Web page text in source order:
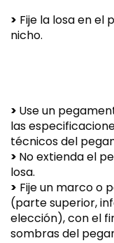
> Fije la losa en
nicho.
> Use un
las
técnicos del
> No extienda el
losa.
> Fije un marco o
(parte superior,
elección), con el
sombras del